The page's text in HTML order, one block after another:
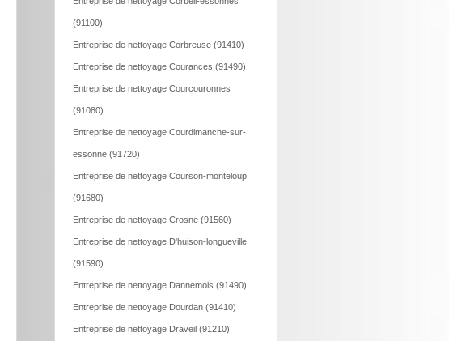
(91100)
Entreprise de nettoyage Corbreuse (91410)
Entreprise de nettoyage Courances (91490)
Entreprise de nettoyage Courcouronnes
(91080)
Entreprise de nettoyage Courdimanche-sur-
essonne (91720)
Entreprise de nettoyage Courson-monteloup
(91680)
Entreprise de nettoyage Crosne (91560)
Entreprise de nettoyage D'huison-longueville
(91590)
Entreprise de nettoyage Dannemois (91490)
Entreprise de nettoyage Dourdan (91410)
Entreprise de nettoyage Draveil (91210)